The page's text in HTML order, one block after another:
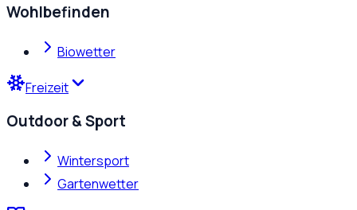
Wohlbefinden
Biowetter
Freizeit
Outdoor & Sport
Wintersport
Gartenwetter